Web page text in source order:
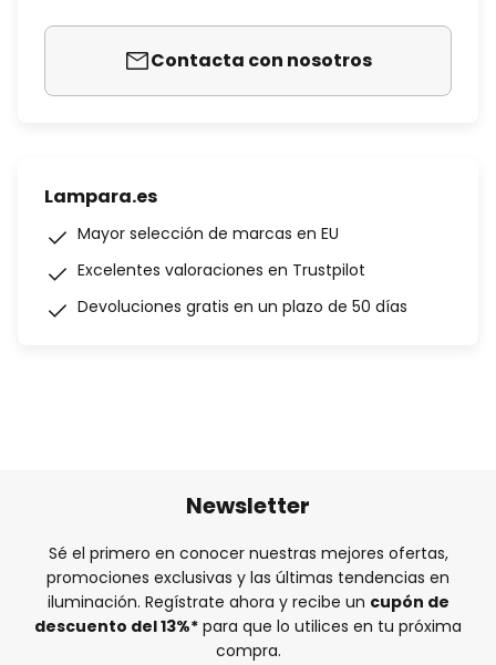
Contacta con nosotros
Lampara.es
Mayor selección de marcas en EU
Excelentes valoraciones en Trustpilot
Devoluciones gratis en un plazo de 50 días
Newsletter
Sé el primero en conocer nuestras mejores ofertas,
promociones exclusivas y las últimas tendencias en
iluminación. Regístrate ahora y recibe un cupón de
descuento del13%* para que lo utilices en tu próxima
compra.